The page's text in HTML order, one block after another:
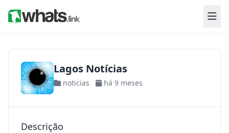
Lagos Notícias
noticias há 9 meses
Descrição